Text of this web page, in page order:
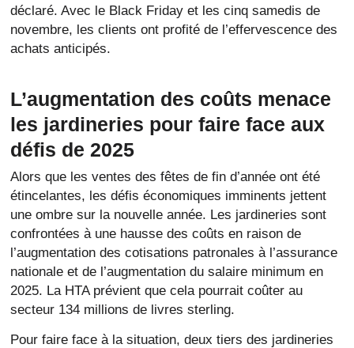
déclaré. Avec le Black Friday et les cinq samedis de
novembre, les clients ont profité de l’effervescence des
achats anticipés.
L’augmentation des coûts menace
les jardineries pour faire face aux
défis de 2025
Alors que les ventes des fêtes de fin d’année ont été
étincelantes, les défis économiques imminents jettent
une ombre sur la nouvelle année. Les jardineries sont
confrontées à une hausse des coûts en raison de
l’augmentation des cotisations patronales à l’assurance
nationale et de l’augmentation du salaire minimum en
2025. La HTA prévient que cela pourrait coûter au
secteur 134 millions de livres sterling.
Pour faire face à la situation, deux tiers des jardineries